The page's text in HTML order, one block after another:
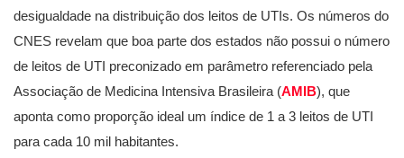
desigualdade na distribuição dos leitos de UTIs. Os números do
CNES revelam que boa parte dos estados não possui o número
de leitos de UTI preconizado em parâmetro referenciado pela
Associação de Medicina Intensiva Brasileira (AMIB), que
aponta como proporção ideal um índice de 1 a 3 leitos de UTI
para cada 10 mil habitantes.